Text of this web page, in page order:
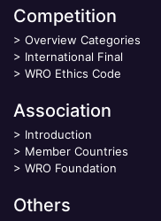
Competition
> Overview Categories
> International Final
> WRO Ethics Code
Association
> Introduction
> Member Countries
> WRO Foundation
Others